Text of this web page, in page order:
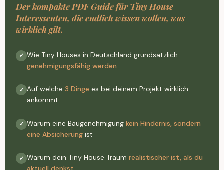
Der kompakte PDF Guide für Tiny House
Interessenten, die endlich wissen wollen, was
wirklich gilt.
✓ Wie Tiny Houses in Deutschland grundsätzlich
genehmigungsfähig werden
✓ Auf welche3 Dinge es bei deinem Projekt wirklich
ankommt
✓ Warum eine Baugenehmigungkein Hindernis, sondern
eine Absicherung ist
✓ Warum dein Tiny House Traumrealistischer ist, als du